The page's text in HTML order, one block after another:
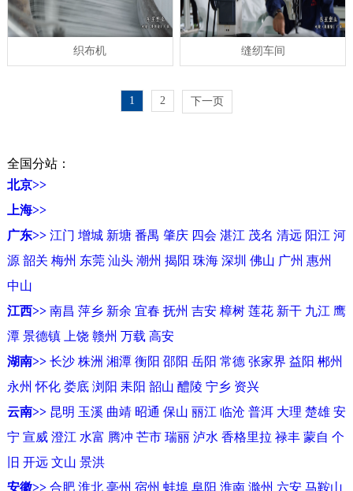
织布机 缝纫车间
1 2 下一页
全国分站：
北京>>
上海>>
广东>> 江门 增城 新塘 番禺 肇庆 四会 湛江 茂名 清远 阳江 河
源 韶关 梅州 东莞 汕头 潮州 揭阳 珠海 深圳 佛山 广州 惠州
中山
江西>> 南昌 萍乡 新余 宜春 抚州 吉安 樟树 莲花 新干 九江 鹰
潭 景德镇 上饶 赣州 万载 高安
湖南>> 长沙 株洲 湘潭 衡阳 邵阳 岳阳 常德 张家界 益阳 郴州
永州 怀化 娄底 浏阳 耒阳 韶山 醴陵 宁乡 资兴
云南>> 昆明 玉溪 曲靖 昭通 保山 丽江 临沧 普洱 大理 楚雄 安
宁 宣威 澄江 水富 腾冲 芒市 瑞丽 泸水 香格里拉 禄丰 蒙自 个
旧 开远 文山 景洪
安徽>> 合肥 淮北 亳州 宿州 蚌埠 阜阳 淮南 滁州 六安 马鞍山